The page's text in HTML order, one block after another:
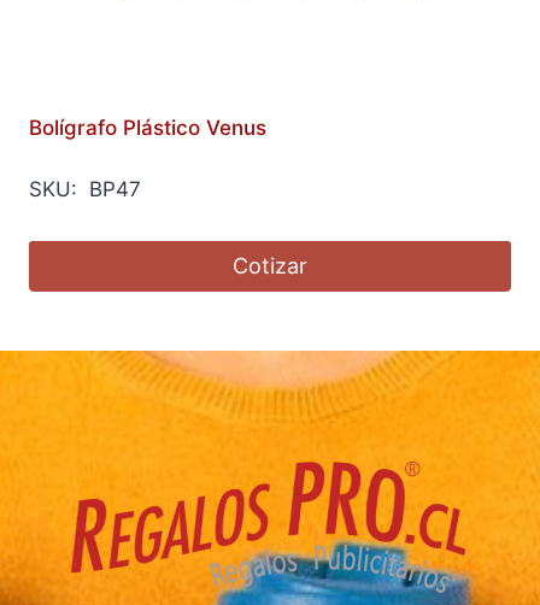
Bolígrafo Plástico Venus
SKU: BP47
Cotizar